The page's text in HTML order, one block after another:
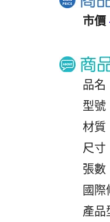
市價
品名
型號
材質
尺寸
張數
國際
產品